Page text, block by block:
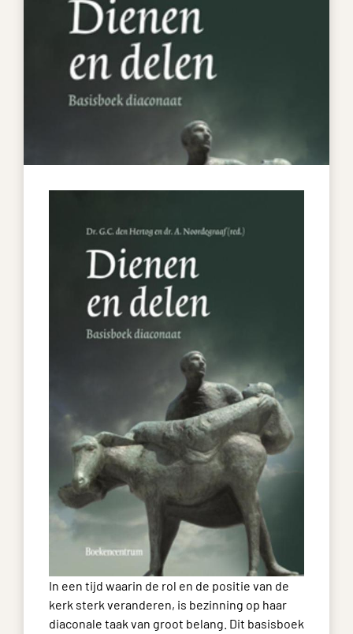
In een tijd waarin de rol en de positie van de
kerk sterk veranderen, is bezinning op haar
diaconale taak van groot belang. Dit basisboek